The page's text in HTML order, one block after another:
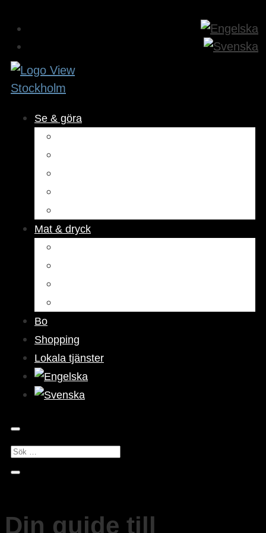
Se & göra
Mat & dryck
Bo
Shopping
Lokala tjänster
Din guide till